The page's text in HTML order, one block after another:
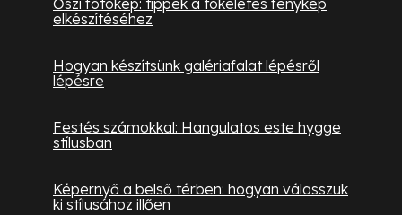
Őszi fotókép: tippek a tökéletes fénykép
elkészítéséhez
Hogyan készítsünk galériafalat lépésről
lépésre
Festés számokkal: Hangulatos este hygge
stílusban
Képernyő a belső térben: hogyan válasszuk
ki stílusához illően